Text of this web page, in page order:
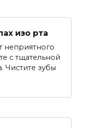
изо рта
неприятного
с тщательной
Чистите зубы